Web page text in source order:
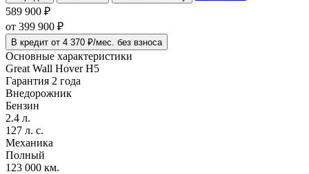
589 900 ₽
от 399 900 ₽
В кредит от 4 370 ₽/мес. без взноса
Основные характеристики
Great Wall Hover H5
Гарантия 2 года
Внедорожник
Бензин
2.4 л.
127 л. с.
Механика
Полный
123 000 км.